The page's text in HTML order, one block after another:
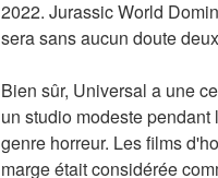
2022. Jurassic World
sera sans aucun doute
Bien sûr, Universal a une
un studio modeste
genre horreur. Les films
marge était considérée